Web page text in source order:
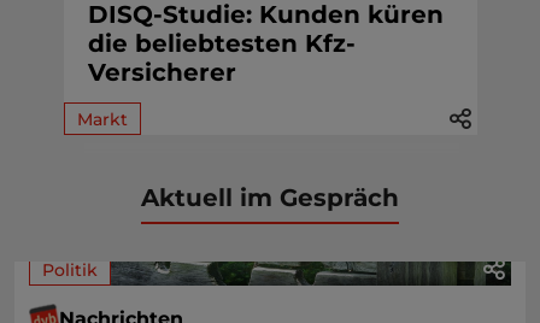
DISQ-Studie: Kunden küren
die beliebtesten Kfz-
Versicherer
Markt
Aktuell im Gespräch
Politik